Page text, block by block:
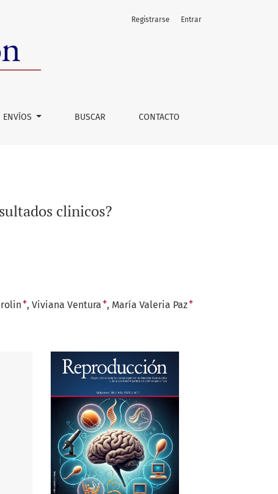
ENVÍOS BUSCAR CONTACTO
Registrarse Entrar
clinicos?
+ Viviana Ventura + María Valeria Paz+